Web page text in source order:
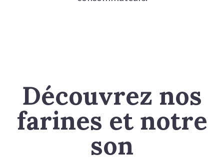
Découvrez nos
farines et notre
son